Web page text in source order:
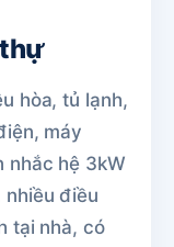
thự
hòa, tủ lạnh,
máy
nhắc hệ 3kW
nhiều điều
tại nhà, có